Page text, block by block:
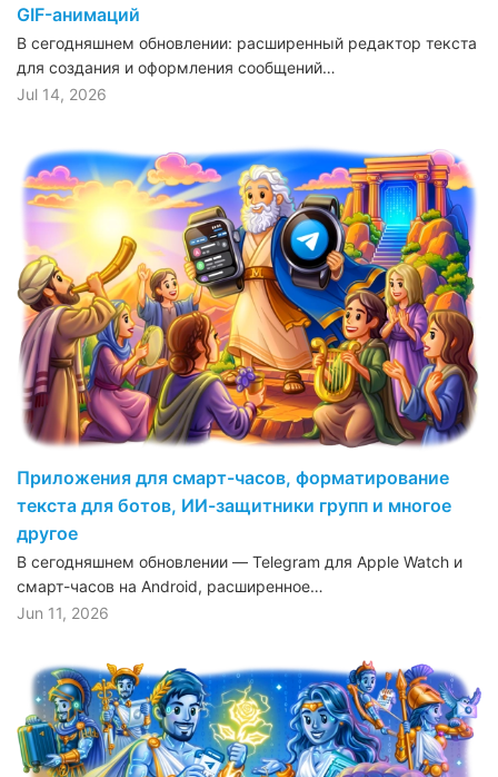
GIF-анимаций
В сегодняшнем обновлении: расширенный редактор текста
для создания и оформления сообщений…
Jul 14, 2026
Приложения для смарт-часов, форматирование
текста для ботов, ИИ-защитники групп и многое
другое
В сегодняшнем обновлении — Telegram для Apple Watch и
смарт-часов на Android, расширенное…
Jun 11, 2026